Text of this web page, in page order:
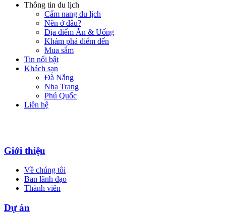
Thông tin du lịch
Cẩm nang du lịch
Nên ở đâu?
Địa điểm Ăn & Uống
Khám phá điểm đến
Mua sắm
Tin nổi bật
Khách sạn
Đà Nẵng
Nha Trang
Phú Quốc
Liên hệ
Giới thiệu
Về chúng tôi
Ban lãnh đạo
Thành viên
Dự án